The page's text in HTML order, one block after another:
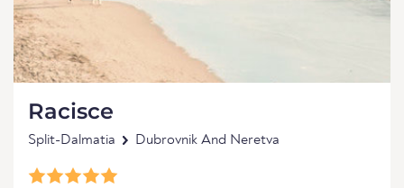
Racisce
Split-Dalmatia Dubrovnik And Neretva